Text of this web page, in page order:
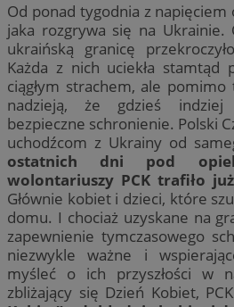
Od ponad tygodnia z
jaka rozgrywa się na Ukrainie.
ukraińską granicę
Każda z nich uciekła stamtąd
ciągłym strachem, ale
nadzieją, że gdzieś
bezpieczne schronienie. Polski
uchodźcom z Ukrainy od
ostatnich dni pod
wolontariuszy PCK trafiło
Głównie kobiet i dzieci, które
domu. I chociaż uzyskane na
zapewnienie tymczasowego
niezwykle ważne i
myśleć o ich przyszłości w
zbliżający się Dzień Kobiet, PCK